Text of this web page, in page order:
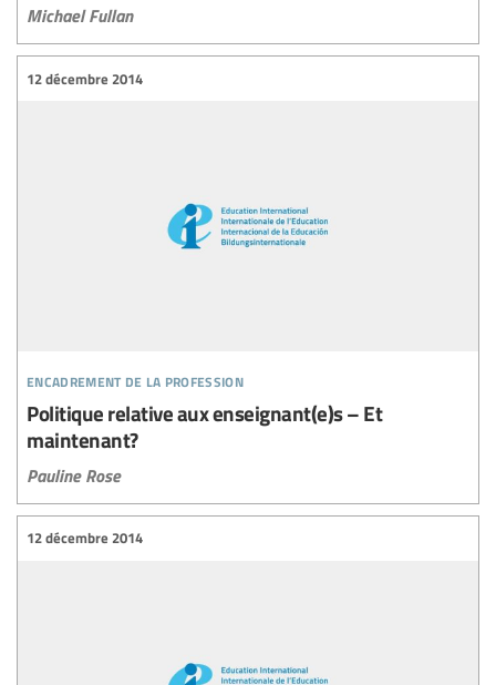
Michael Fullan
encadrement de la profession
12 décembre 2014
Politique relative aux enseignant(e)s – Et
maintenant?
Pauline Rose
12 décembre 2014